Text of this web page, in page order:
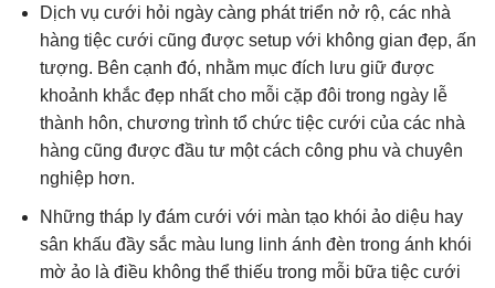
Dịch vụ cưới hỏi ngày càng phát triển nở rộ, các nhà
hàng tiệc cưới cũng được setup với không gian đẹp, ấn
tượng. Bên cạnh đó, nhằm mục đích lưu giữ được
khoảnh khắc đẹp nhất cho mỗi cặp đôi trong ngày lễ
thành hôn, chương trình tổ chức tiệc cưới của các nhà
hàng cũng được đầu tư một cách công phu và chuyên
nghiệp hơn.
Những tháp ly đám cưới với màn tạo khói ảo diệu hay
sân khấu đầy sắc màu lung linh ánh đèn trong ánh khói
mờ ảo là điều không thể thiếu trong mỗi bữa tiệc cưới